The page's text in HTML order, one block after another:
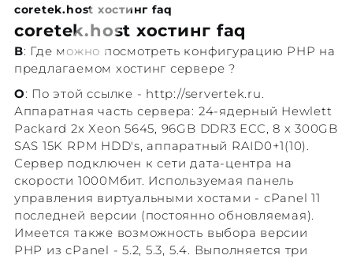
coretek.host хостинг faq
coretek.host хостинг faq
В: Где можно посмотреть конфигурацию PHP на
предлагаемом хостинг сервере ?
О: По этой ссылке - http://servertek.ru.
Аппаратная часть сервера: 24-ядерный Hewlett
Packard 2x Xeon 5645, 96GB DDR3 ECC, 8 x 300GB
SAS 15K RPM HDD's, аппаратный RAID0+1(10).
Сервер подключен к сети дата-центра на
скорости 1000Мбит. Используемая панель
управления виртуальными хостами - cPanel 11
последней версии (постоянно обновляемая).
Имеется также возможность выбора версии
PHP из cPanel - 5.2, 5.3, 5.4. Выполняется три